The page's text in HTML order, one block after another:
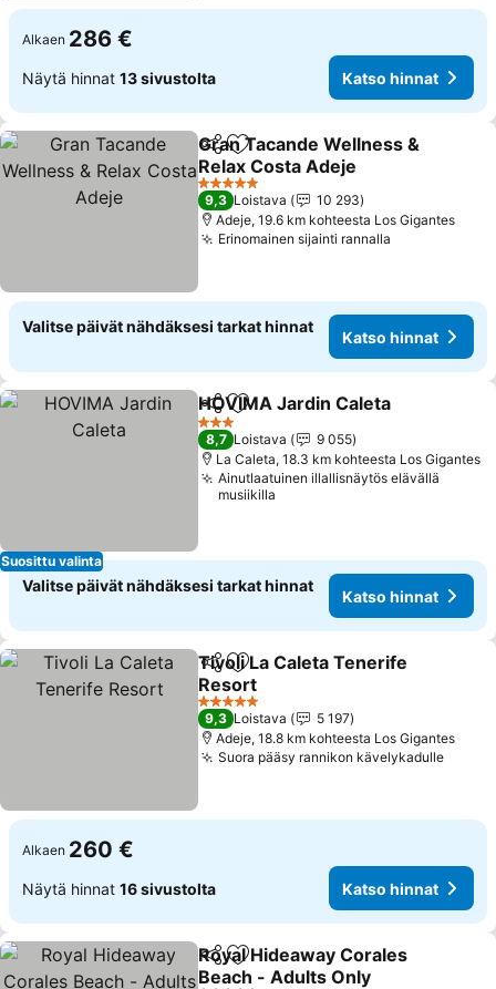
Alkaen 286 €
Näytä hinnat 13 sivustolta Katso hinnat
Jaa Lisää suosikkeihin
Gran Tacande Wellness &
Relax Costa Adeje
5 Tähtiluokitus
9,3 Loistava
10 293
Adeje, 19.6 km kohteesta Los Gigantes
Erinomainen sijainti rannalla
Valitse päivät nähdäksesi tarkat hinnat
Katso hinnat
Suosittu valinta
Jaa Lisää suosikkeihin
HOVIMA Jardin Caleta
3 Tähtiluokitus
8,7 Loistava
9 055
La Caleta, 18.3 km kohteesta Los Gigantes
Ainutlaatuinen illallisnäytös elävällä
musiikilla
Valitse päivät nähdäksesi tarkat hinnat
Katso hinnat
Jaa Lisää suosikkeihin
Tivoli La Caleta Tenerife
Resort
5 Tähtiluokitus
9,3 Loistava
5 197
Adeje, 18.8 km kohteesta Los Gigantes
Suora pääsy rannikon kävelykadulle
Alkaen 260 €
Näytä hinnat 16 sivustolta Katso hinnat
Jaa Lisää suosikkeihin
Royal Hideaway Corales
Beach - Adults Only